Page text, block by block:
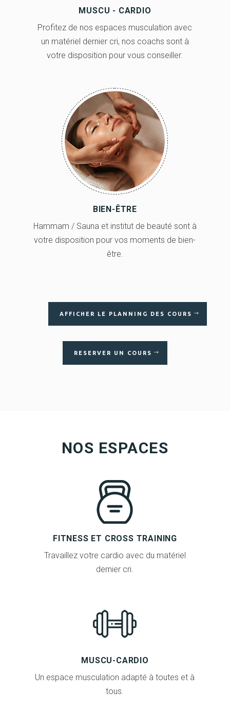
MUSCU - CARDIO
Profitez de nos espaces musculation avec
un matériel dernier cri, nos coachs sont à
votre disposition pour vous conseiller.
BIEN-ÊTRE
Hammam / Sauna et institut de beauté sont à
votre disposition pour vos moments de bien-
être.
AFFICHER LE PLANNING DES COURS
RESERVER UN COURS
NOS ESPACES
FITNESS ET CROSS TRAINING
Travaillez votre cardio avec du matériel
dernier cri.
MUSCU-CARDIO
Un espace musculation adapté à toutes et à
tous.